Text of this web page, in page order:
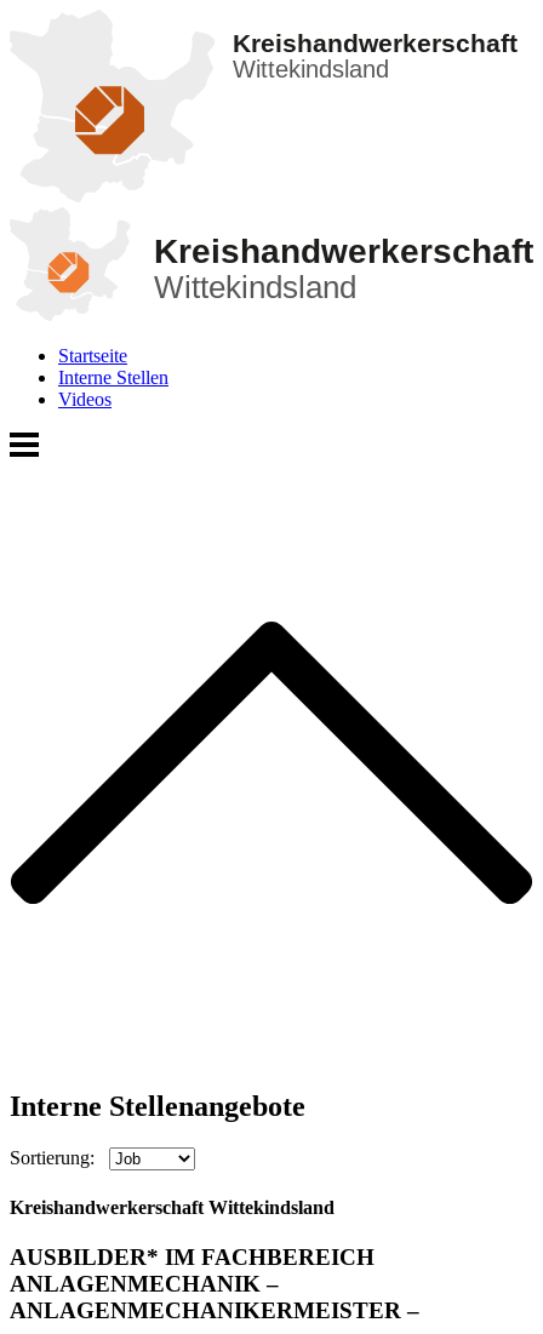
Kreishandwerkerschaft
Wittekindsland
Kreishandwerkerschaft
Wittekindsland
Startseite
Interne Stellen
Videos
Interne Stellenangebote
Sortierung:
Kreishandwerkerschaft Wittekindsland
AUSBILDER* IM FACHBEREICH
ANLAGENMECHANIK –
ANLAGENMECHANIKERMEISTER –